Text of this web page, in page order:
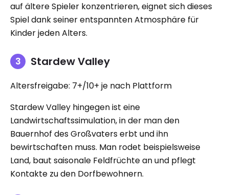
auf ältere Spieler konzentrieren, eignet sich dieses
Spiel dank seiner entspannten Atmosphäre für
Kinder jeden Alters.
Stardew Valley
Altersfreigabe: 7+/10+ je nach Plattform
Stardew Valley hingegen ist eine
Landwirtschaftssimulation, in der man den
Bauernhof des Großvaters erbt und ihn
bewirtschaften muss. Man rodet beispielsweise
Land, baut saisonale Feldfrüchte an und pflegt
Kontakte zu den Dorfbewohnern.